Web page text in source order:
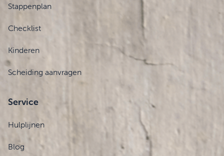
Stappenplan
Checklist
Kinderen
Scheiding aanvragen
Service
Hulplijnen
Blog